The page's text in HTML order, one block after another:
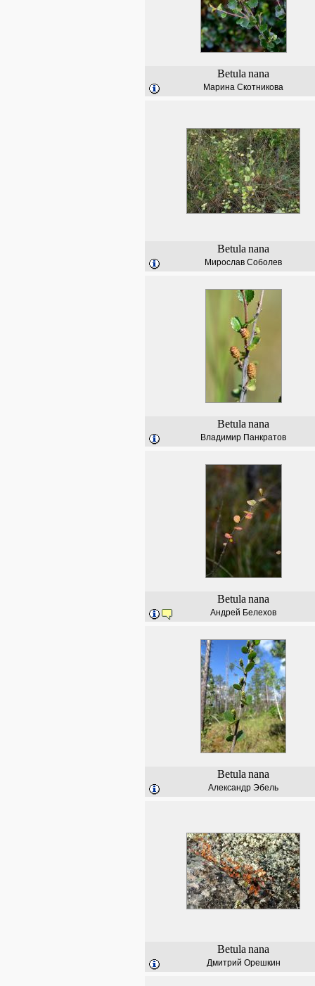
Betula nana
Марина Скотникова
Betula nana
Мирослав Соболев
Betula nana
Владимир Панкратов
Betula nana
Андрей Белехов
Betula nana
Александр Эбель
Betula nana
Дмитрий Орешкин